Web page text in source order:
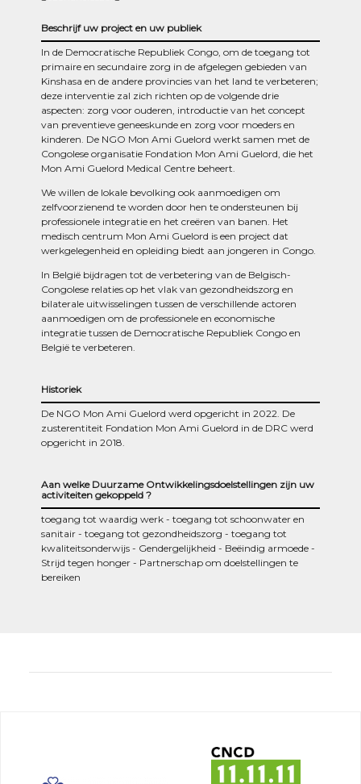
Beschrijf uw project en uw publiek
In de Democratische Republiek Congo, om de toegang tot
primaire en secundaire zorg in de afgelegen gebieden van
Kinshasa en de andere provincies van het land te verbeteren;
deze interventie zal zich richten op de volgende drie
aspecten: zorg voor ouderen, introductie van het concept
van preventieve geneeskunde en zorg voor moeders en
kinderen. De NGO Mon Ami Guelord werkt samen met de
Congolese organisatie Fondation Mon Ami Guelord, die het
Mon Ami Guelord Medical Centre beheert.
We willen de lokale bevolking ook aanmoedigen om
zelfvoorzienend te worden door hen te ondersteunen bij
professionele integratie en het creëren van banen. Het
medisch centrum Mon Ami Guelord is een project dat
werkgelegenheid en opleiding biedt aan jongeren in Congo.
In België bijdragen tot de verbetering van de Belgisch-
Congolese relaties op het vlak van gezondheidszorg en
bilaterale uitwisselingen tussen de verschillende actoren
aanmoedigen om de professionele en economische
integratie tussen de Democratische Republiek Congo en
België te verbeteren.
Historiek
De NGO Mon Ami Guelord werd opgericht in 2022. De
zusterentiteit Fondation Mon Ami Guelord in de DRC werd
opgericht in 2018.
Aan welke Duurzame Ontwikkelingsdoelstellingen zijn uw
activiteiten gekoppeld ?
toegang tot waardig werk
toegang tot schoonwater en
sanitair
toegang tot gezondheidszorg
toegang tot
kwaliteitsonderwijs
Gendergelijkheid
Beëindig armoede
Strijd tegen honger
Partnerschap om doelstellingen te
bereiken